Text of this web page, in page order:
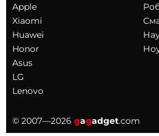
Apple
Xiaomi
Huawei
Honor
Asus
LG
Lenovo
© 2007—2026 gagadget.com